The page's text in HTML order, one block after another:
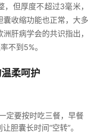
但厚度不超过3毫米，
收缩功能也正常，大多
肝病学会的共识指出，
不到5%。
柔呵护
定要按时吃三餐，早餐
胆囊长时间“空转”。